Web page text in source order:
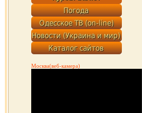
Москва(веб-камера)